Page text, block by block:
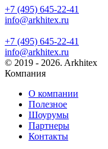
+7 (495) 645-22-41
info@arkhitex.ru
+7 (495) 645-22-41
info@arkhitex.ru
© 2019 - 2026. Arkhitex
Компания
О компании
Полезное
Шоурумы
Партнеры
Контакты